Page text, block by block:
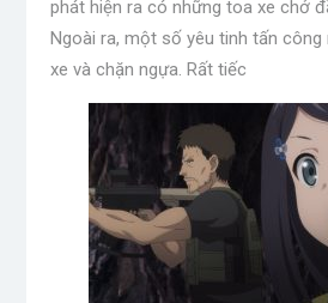
phát hiện ra có những toa xe chở
Ngoài ra, một số yêu tinh tấn
xe và chặn ngựa. Rất tiếc